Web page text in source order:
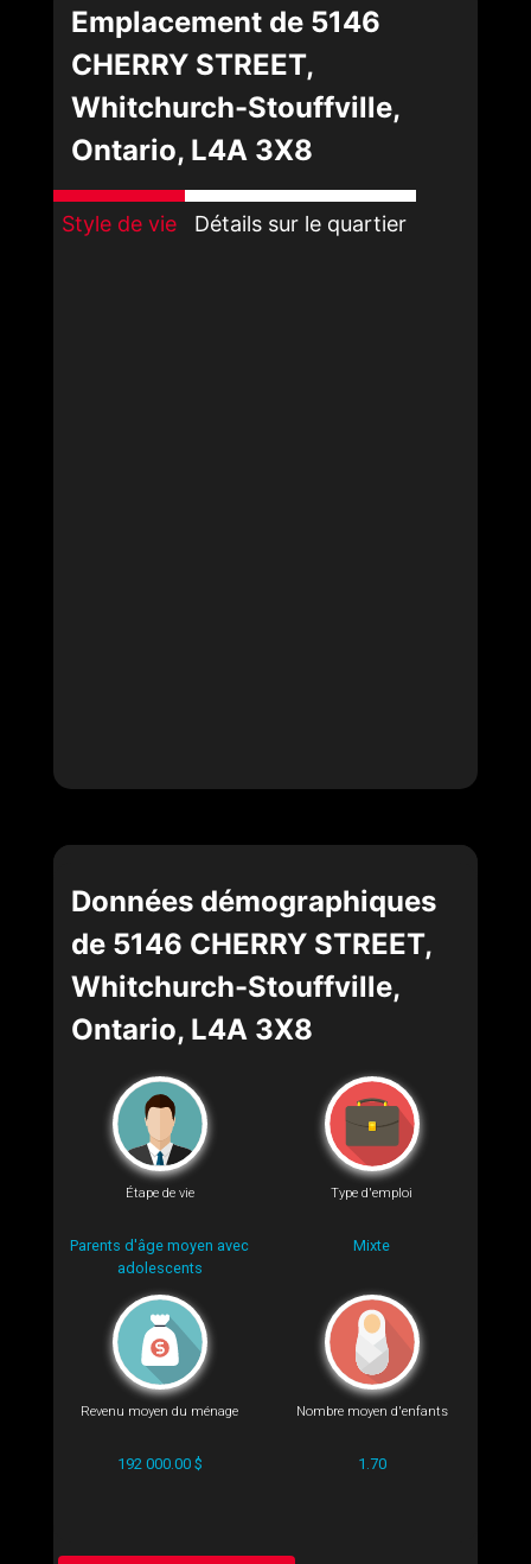
Emplacement de 5146
CHERRY STREET,
Whitchurch-Stouffville,
Ontario, L4A 3X8
Style de vie Détails sur le quartier
Données démographiques
de 5146 CHERRY STREET,
Whitchurch-Stouffville,
Ontario, L4A 3X8
Étape de vie
Parents d'âge moyen avec
adolescents
Type d'emploi
Mixte
Revenu moyen du ménage
192 000.00 $
Nombre moyen d'enfants
1.70